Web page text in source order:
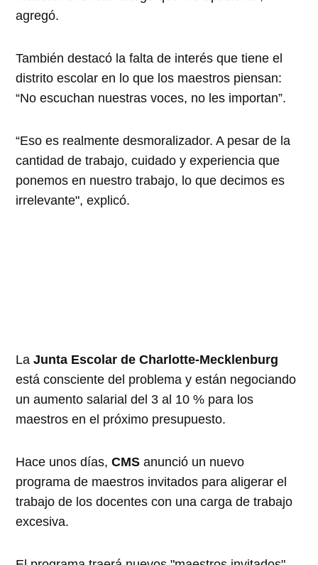
agregó.
También destacó la falta de interés que tiene el
distrito escolar en lo que los maestros piensan:
“No escuchan nuestras voces, no les importan”.
“Eso es realmente desmoralizador. A pesar de la
cantidad de trabajo, cuidado y experiencia que
ponemos en nuestro trabajo, lo que decimos es
irrelevante", explicó.
LaJunta Escolar de Charlotte-Mecklenburg
está consciente del problema y están negociando
un aumento salarial del 3 al 10 % para los
maestros en el próximo presupuesto.
Hace unos días,CMS anunció un nuevo
programa de maestros invitados para aligerar el
trabajo de los docentes con una carga de trabajo
excesiva.